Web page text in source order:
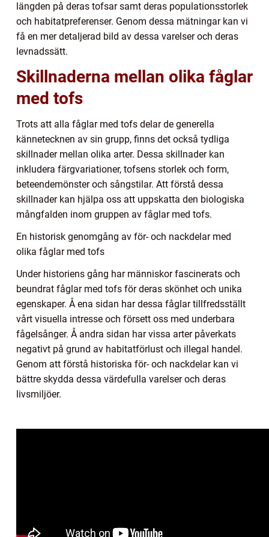
längden på deras tofsar samt deras populationsstorlek
och habitatpreferenser. Genom dessa mätningar kan vi
få en mer detaljerad bild av dessa varelser och deras
levnadssätt.
Skillnaderna mellan olika fåglar
med tofs
Trots att alla fåglar med tofs delar de generella
kännetecknen av sin grupp, finns det också tydliga
skillnader mellan olika arter. Dessa skillnader kan
inkludera färgvariationer, tofsens storlek och form,
beteendemönster och sångstilar. Att förstå dessa
skillnader kan hjälpa oss att uppskatta den biologiska
mångfalden inom gruppen av fåglar med tofs.
En historisk genomgång av för- och nackdelar med
olika fåglar med tofs
Under historiens gång har människor fascinerats och
beundrat fåglar med tofs för deras skönhet och unika
egenskaper. Å ena sidan har dessa fåglar tillfredsställt
vårt visuella intresse och försett oss med underbara
fågelsånger. Å andra sidan har vissa arter påverkats
negativt på grund av habitatförlust och illegal handel.
Genom att förstå historiska för- och nackdelar kan vi
bättre skydda dessa värdefulla varelser och deras
livsmiljöer.